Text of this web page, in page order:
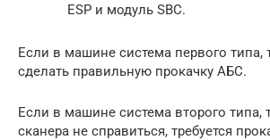
ESP и модуль SBC.
Если в машине система первого типа,
сделать правильную прокачку АБС.
Если в машине система второго типа,
сканера не справиться, требуется